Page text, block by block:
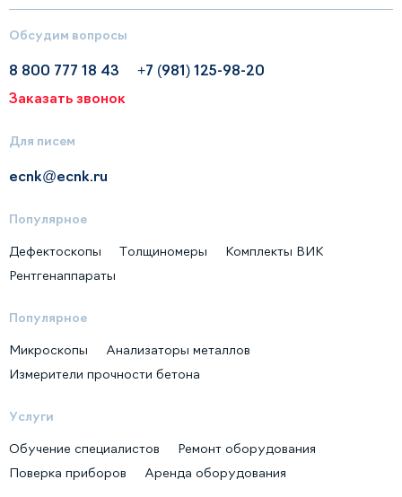
Обсудим вопросы
8 800 777 18 43
+7 (981) 125-98-20
Заказать звонок
Для писем
ecnk@ecnk.ru
Популярное
Дефектоскопы Толщиномеры
Комплекты ВИК
Рентгенаппараты
Популярное
Микроскопы
Анализаторы металлов
Измерители прочности бетона
Услуги
Обучение специалистов
Ремонт оборудования
Поверка приборов
Аренда оборудования